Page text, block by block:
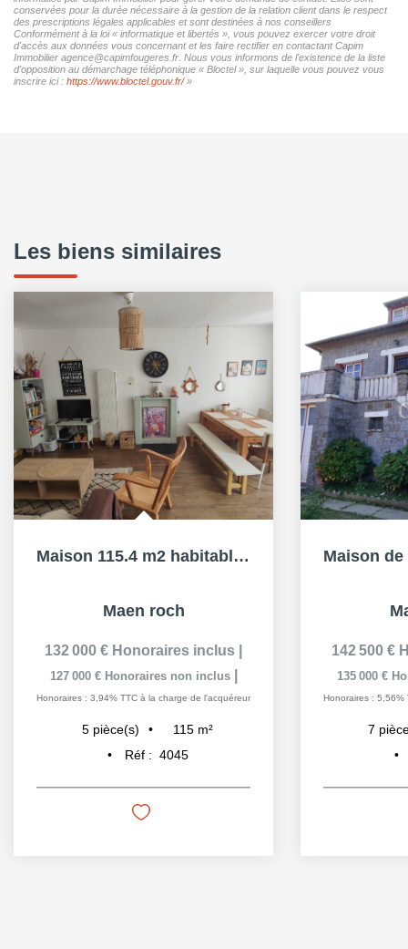
conservées pour la durée nécessaire à la gestion de la relation client dans le respect
des prescriptions légales applicables et sont destinées à nos conseillers
Conformément à la loi « informatique et libertés », vous pouvez exercer votre droit
d'accès aux données vous concernant et les faire rectifier en contactant Capim
Immobilier agence@capimfougeres.fr. Nous vous informons de l'existence de la liste
d'opposition au démarchage téléphonique « Bloctel », sur laquelle vous pouvez vous
inscrire ici : https://www.bloctel.gouv.fr/»
Les biens similaires
Maison 115.4 m2 habitable, 139.6m² utile, 4CH, FO, jardin...
Maen roch
132 000 € Honoraires inclus
127 000 € Honoraires non inclus
Honoraires : 3,94% TTC à la charge de l'acquéreur
5 pièce(s) 115 m²
Réf : 4045
142 500 €
135 000 €
Honoraires : 5,56%
7